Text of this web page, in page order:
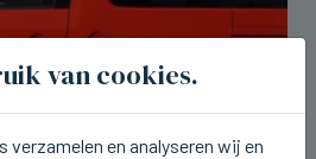
van cookies.
verzamelen en analyseren wij en